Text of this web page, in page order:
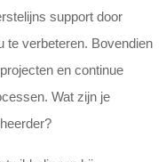
support door
te verbeteren. Bovendien
en continue
Wat zijn je